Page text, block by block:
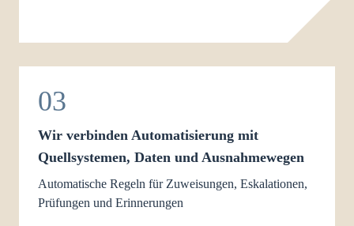
03
Wir verbinden Automatisierung mit
Quellsystemen, Daten und Ausnahmewegen
Automatische Regeln für Zuweisungen, Eskalationen,
Prüfungen und Erinnerungen